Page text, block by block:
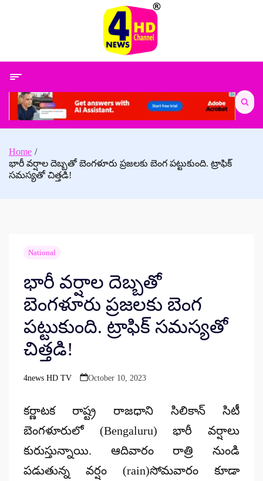
Search
for:
Home
భారీ వర్షాల దెబ్బతో బెంగళూరు ప్రజలకు బెంగ పట్టుకుంది. ట్రాఫిక్
సమస్యతో చిత్తడి!
National
భారీ వర్షాల దెబ్బతో
బెంగళూరు ప్రజలకు బెంగ
పట్టుకుంది. ట్రాఫిక్ సమస్యతో
చిత్తడి!
Posted
4news HD TV October 10, 2023
కర్ణాటక రాష్ట్ర రాజధాని సిలికాన్ సిటీ
బెంగళూరులో (Bengaluru) భారీ వర్షాలు
కురుస్తున్నాయి. ఆదివారం రాత్రి నుండి
పడుతున్న వర్షం (rain)సోమవారం కూడా